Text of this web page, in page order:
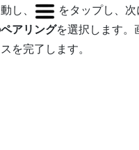
し、
をタップし、次
アリングを選択します。
を完了します。